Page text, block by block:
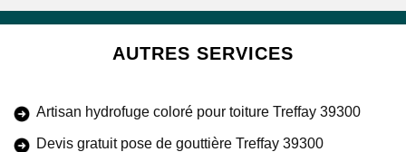
AUTRES SERVICES
Artisan hydrofuge coloré pour toiture Treffay 39300
Devis gratuit pose de gouttière Treffay 39300